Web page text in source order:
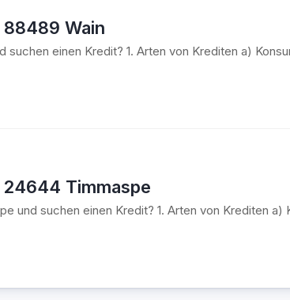
Wain
suchen einen Kredit? 1. Arten von Krediten a)
Timmaspe
und suchen einen Kredit? 1. Arten von Krediten